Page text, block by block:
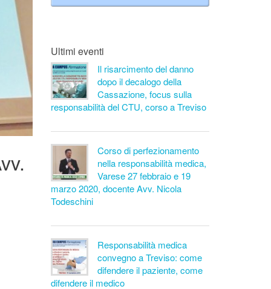
Ultimi eventi
Il risarcimento del danno
dopo il decalogo della
Cassazione, focus sulla
responsabilità del CTU, corso a Treviso
Corso di perfezionamento
nella responsabilità medica,
Varese 27 febbraio e 19
marzo 2020, docente Avv. Nicola
Todeschini
Responsabilità medica
convegno a Treviso: come
difendere il paziente, come
difendere il medico